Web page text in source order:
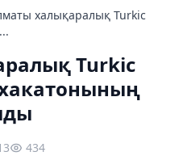
халықаралық Turkic
Turkic
хакатонының
434